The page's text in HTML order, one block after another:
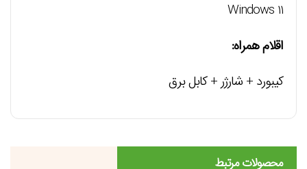
Windows 11
اقلام همراه:
کیبورد + شارژر + کابل برق
محصولات مرتبط